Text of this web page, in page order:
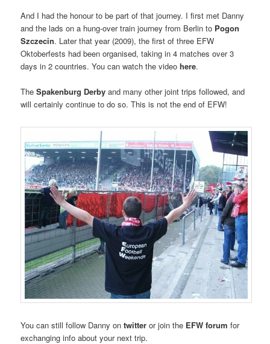
And I had the honour to be part of that journey. I first met Danny
and the lads on a hung-over train journey from Berlin to Pogon
Szczecin. Later that year (2009), the first of three EFW
Oktoberfests had been organised, taking in 4 matches over 3
days in 2 countries. You can watch the videohere.
TheSpakenburg Derby and many other joint trips followed, and
will certainly continue to do so. This is not the end of EFW!
You can still follow Danny ontwitter or join the EFW forum for
exchanging info about your next trip.